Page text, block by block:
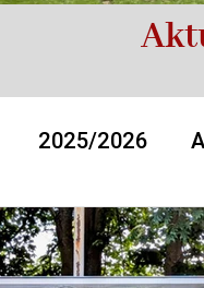
2025/2026
2024/2025